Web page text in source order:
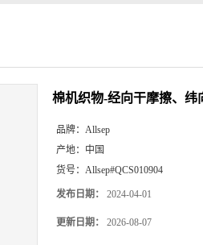
棉机织物-经向干摩擦、
品牌： Allsep
产地： 中国
货号： Allsep#QCS010904
发布日期： 2024-04-01
更新日期： 2026-08-07